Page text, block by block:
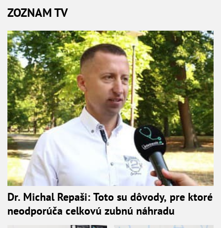
ZOZNAM TV
Dr. Michal Repaši: Toto su dôvody, pre ktoré
neodporúča celkovú zubnú náhradu